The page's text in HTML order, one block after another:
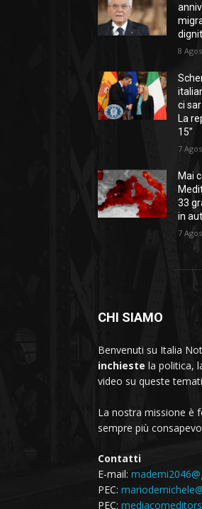
8
ci
La
15”
7
Mai
33
in
7
CHI SIAMO
Benvenuti su Italia
inchieste la politica,
video su queste
La nostra missione è
sempre più
Contatti
E-mail:
PEC:
PEC: